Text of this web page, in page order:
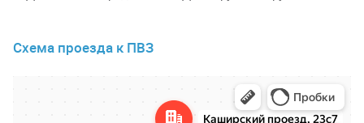
Схема проезда к ПВЗ